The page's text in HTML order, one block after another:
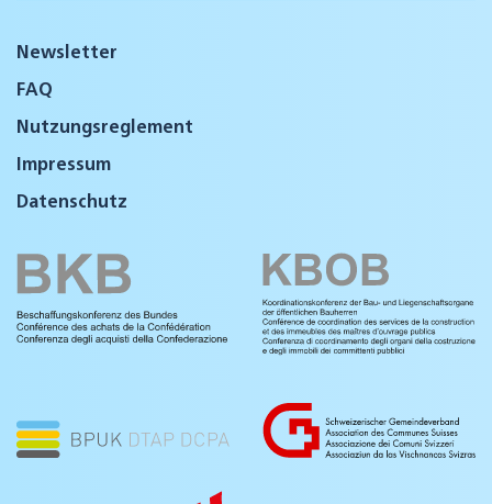
Newsletter
FAQ
Nutzungsreglement
Impressum
Datenschutz